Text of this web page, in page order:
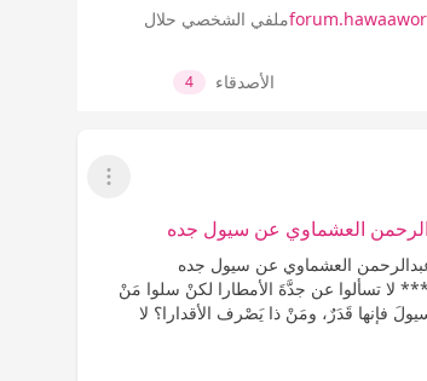
:pملفي الشخصي حلال
الأصدقاء 4
عرض القائمة
العشماوي عن سيول جده
العشماوي عن سيول جده
عن جدَّةَ الأمطارا لكنْ سلوا مَنْ
فإنها قَدَرٌ، ومَنْ ذا يَصْرف الأقدارا؟ لا